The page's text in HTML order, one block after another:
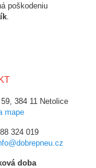
poškodeniu
384 11 Netolice
mape
324 019
doba